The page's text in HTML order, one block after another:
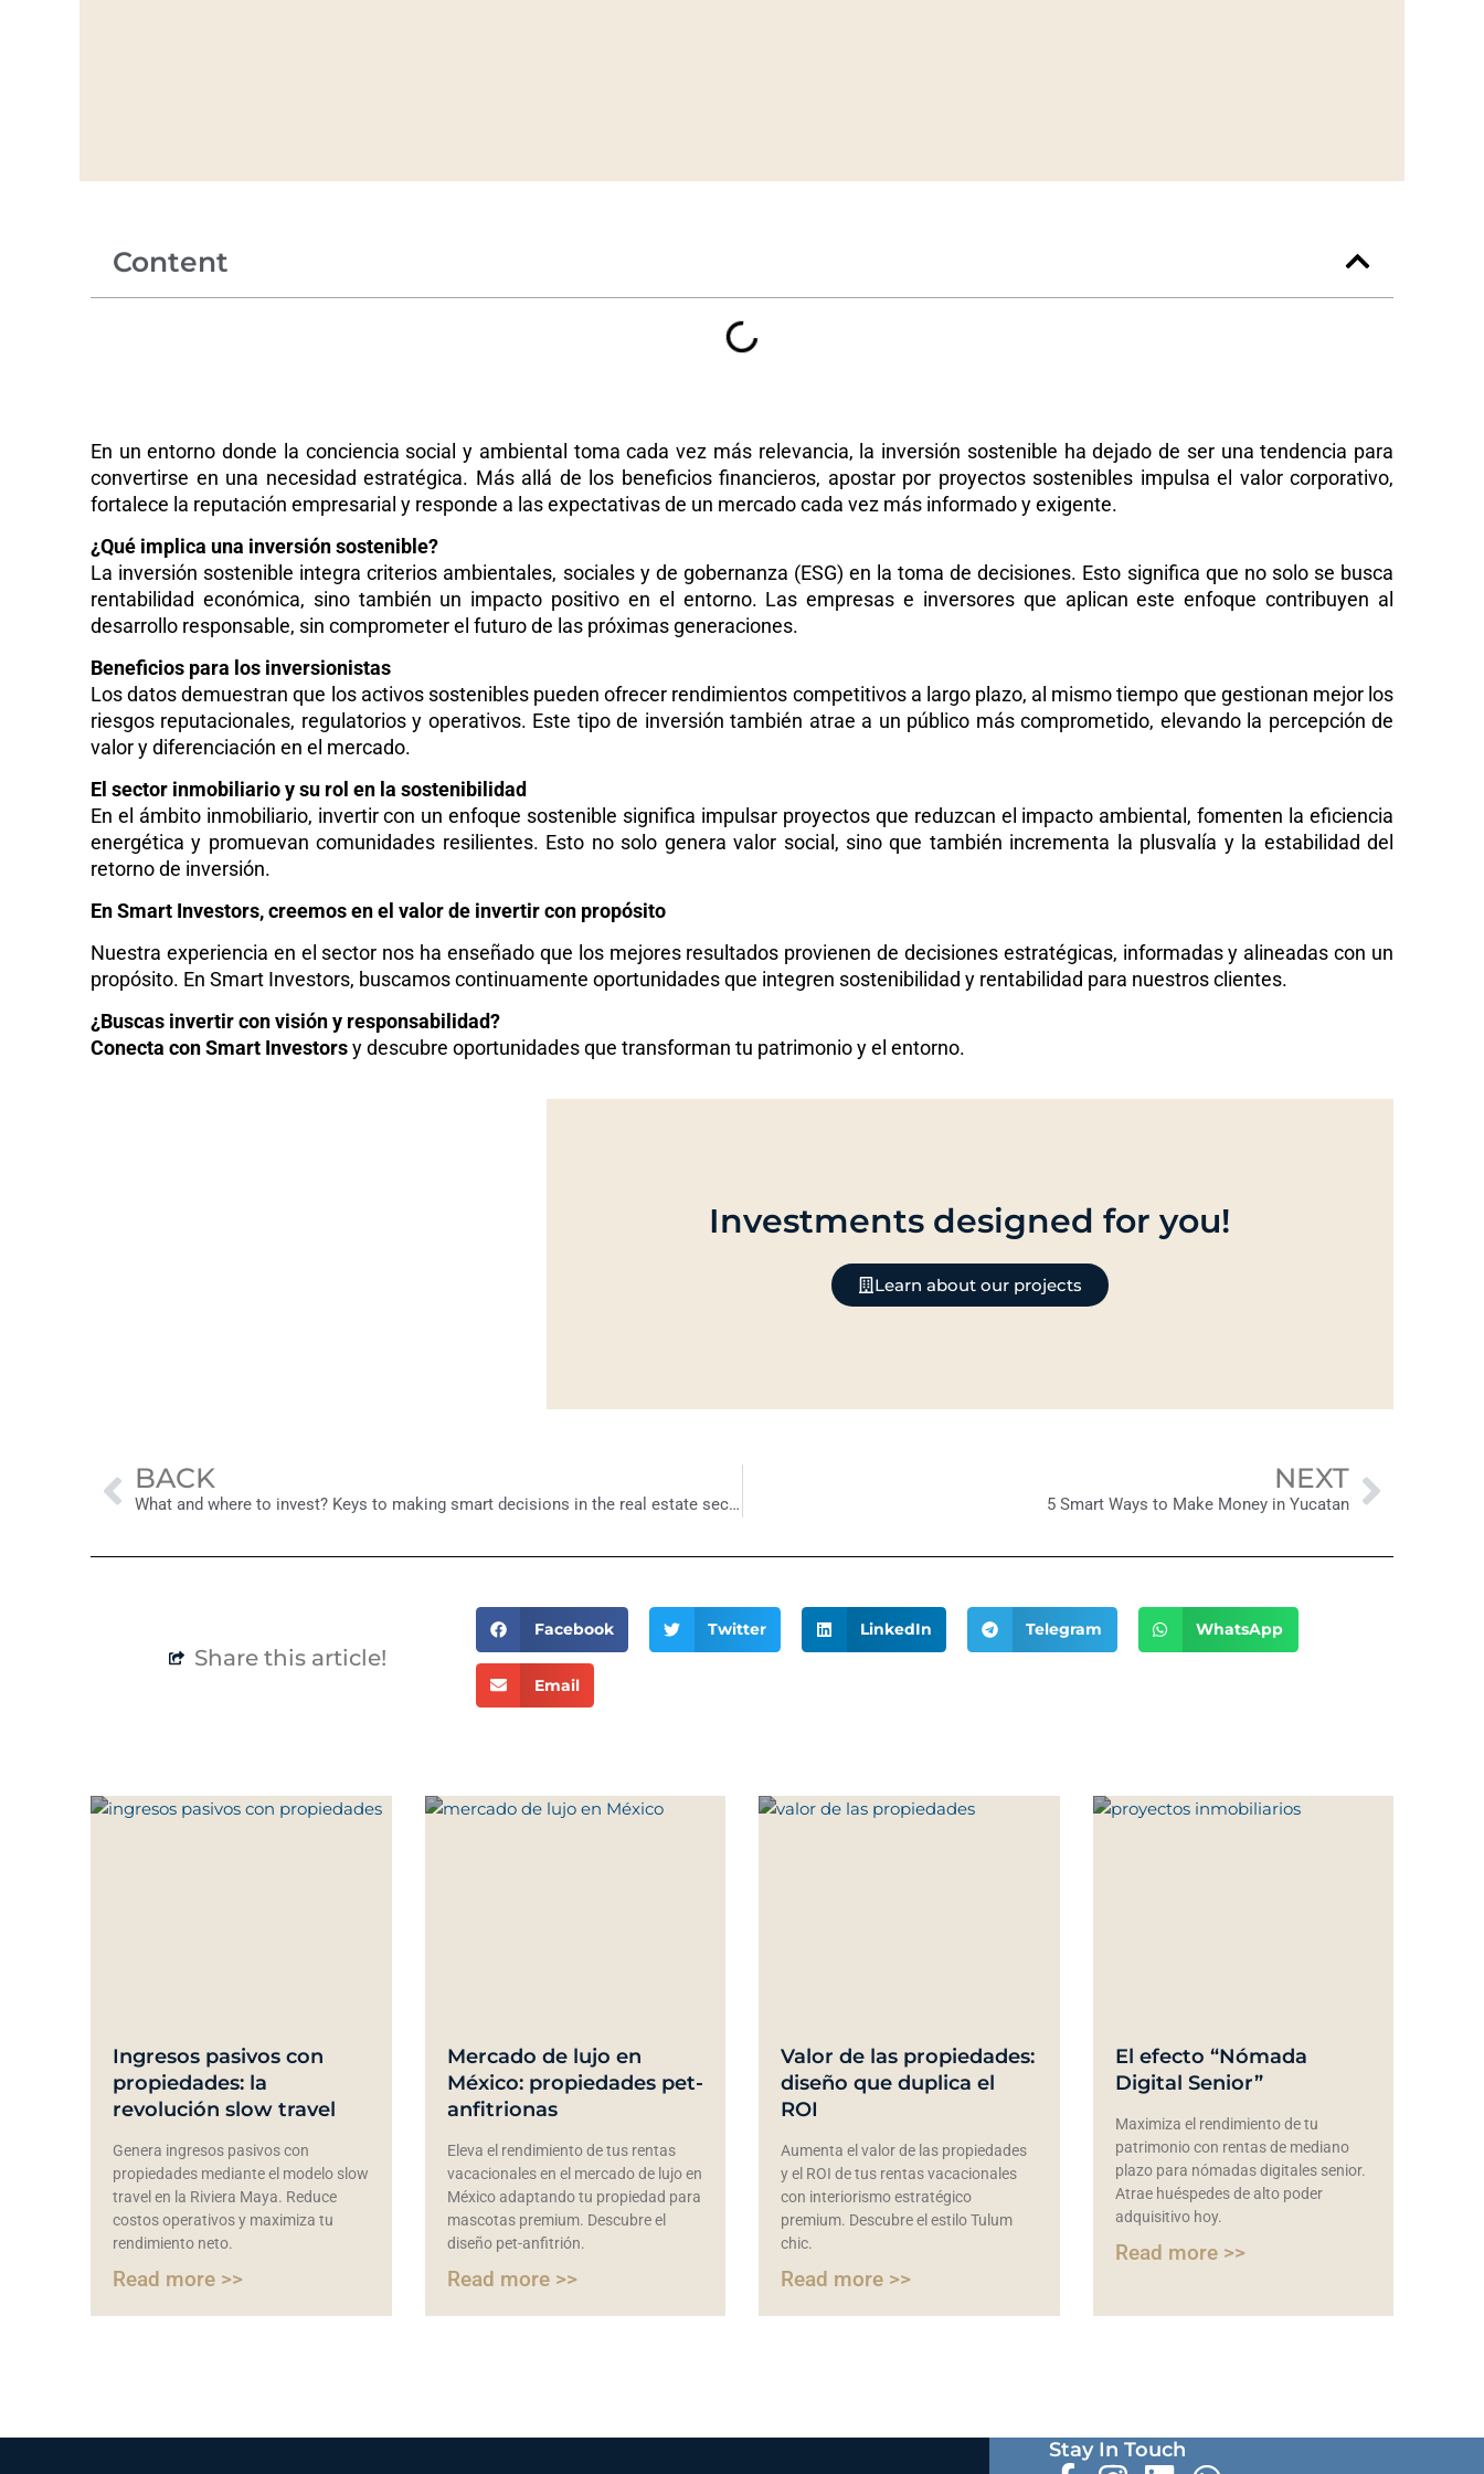
Content
En un entorno donde la conciencia social y ambiental toma cada vez más relevancia, la inversión sostenible ha dejado de ser una tendencia para
convertirse en una necesidad estratégica. Más allá de los beneficios financieros, apostar por proyectos sostenibles impulsa el valor corporativo,
fortalece la reputación empresarial y responde a las expectativas de un mercado cada vez más informado y exigente.
¿Qué implica una inversión sostenible?
La inversión sostenible integra criterios ambientales, sociales y de gobernanza (ESG) en la toma de decisiones. Esto significa que no solo se busca
rentabilidad económica, sino también un impacto positivo en el entorno. Las empresas e inversores que aplican este enfoque contribuyen al
desarrollo responsable, sin comprometer el futuro de las próximas generaciones.
Beneficios para los inversionistas
Los datos demuestran que los activos sostenibles pueden ofrecer rendimientos competitivos a largo plazo, al mismo tiempo que gestionan mejor los
riesgos reputacionales, regulatorios y operativos. Este tipo de inversión también atrae a un público más comprometido, elevando la percepción de
valor y diferenciación en el mercado.
El sector inmobiliario y su rol en la sostenibilidad
En el ámbito inmobiliario, invertir con un enfoque sostenible significa impulsar proyectos que reduzcan el impacto ambiental, fomenten la eficiencia
energética y promuevan comunidades resilientes. Esto no solo genera valor social, sino que también incrementa la plusvalía y la estabilidad del
retorno de inversión.
En Smart Investors, creemos en el valor de invertir con propósito
Nuestra experiencia en el sector nos ha enseñado que los mejores resultados provienen de decisiones estratégicas, informadas y alineadas con un
propósito. En Smart Investors, buscamos continuamente oportunidades que integren sostenibilidad y rentabilidad para nuestros clientes.
¿Buscas invertir con visión y responsabilidad?
Conecta con Smart Investorsy descubre oportunidades que transforman tu patrimonio y el entorno.
Investments designed for you!
Learn about our projects
Prev
BACK
What and where to invest? Keys to making smart decisions in the real estate sector
NEXT
5 Smart Ways to Make Money in Yucatan
Next
Share this article!
Facebook Twitter LinkedIn Telegram WhatsApp
Email
Ingresos pasivos con
propiedades: la
revolución slow travel
Genera ingresos pasivos con
propiedades mediante el modelo slow
travel en la Riviera Maya. Reduce
costos operativos y maximiza tu
rendimiento neto.
Read more >>
Mercado de lujo en
México: propiedades pet-
anfitrionas
Eleva el rendimiento de tus rentas
vacacionales en el mercado de lujo en
México adaptando tu propiedad para
mascotas premium. Descubre el
diseño pet-anfitrión.
Read more >>
Valor de las propiedades:
diseño que duplica el
ROI
Aumenta el valor de las propiedades
y el ROI de tus rentas vacacionales
con interiorismo estratégico
premium. Descubre el estilo Tulum
chic.
Read more >>
El efecto “Nómada
Digital Senior”
Maximiza el rendimiento de tu
patrimonio con rentas de mediano
plazo para nómadas digitales senior.
Atrae huéspedes de alto poder
adquisitivo hoy.
Read more >>
Stay In Touch